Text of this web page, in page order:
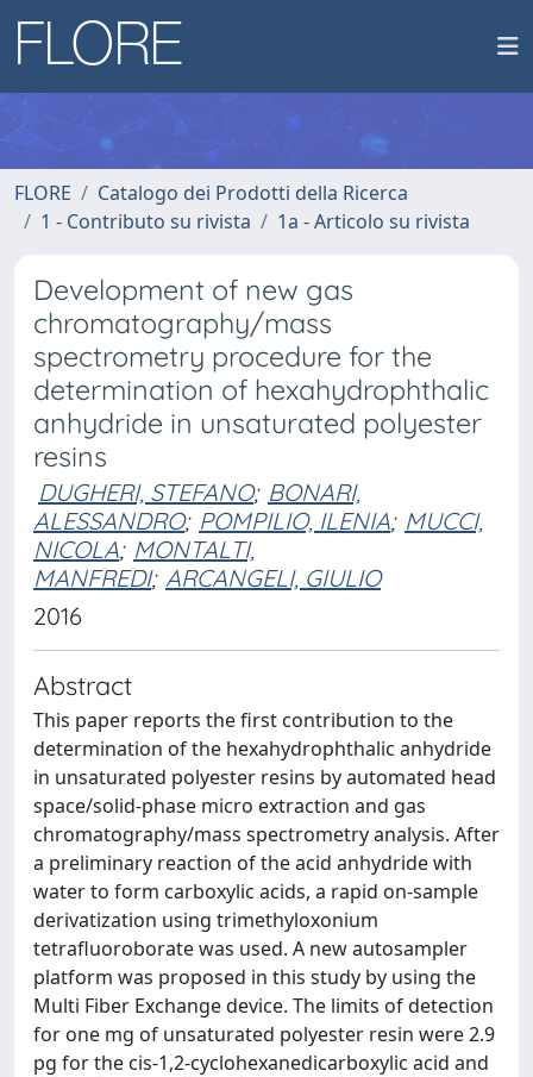
FLORE
Catalogo dei Prodotti della Ricerca
1 - Contributo su rivista
1a - Articolo su rivista
Development of new gas
chromatography/mass
spectrometry procedure for the
determination of hexahydrophthalic
anhydride in unsaturated polyester
resins
DUGHERI, STEFANO; BONARI,
ALESSANDRO; POMPILIO, ILENIA; MUCCI,
NICOLA; MONTALTI,
MANFREDI; ARCANGELI, GIULIO
2016
Abstract
This paper reports the first contribution to the
determination of the hexahydrophthalic anhydride
in unsaturated polyester resins by automated head
space/solid-phase micro extraction and gas
chromatography/mass spectrometry analysis. After
a preliminary reaction of the acid anhydride with
water to form carboxylic acids, a rapid on-sample
derivatization using trimethyloxonium
tetrafluoroborate was used. A new autosampler
platform was proposed in this study by using the
Multi Fiber Exchange device. The limits of detection
for one mg of unsaturated polyester resin were 2.9
pg for the cis-1,2-cyclohexanedicarboxylic acid and